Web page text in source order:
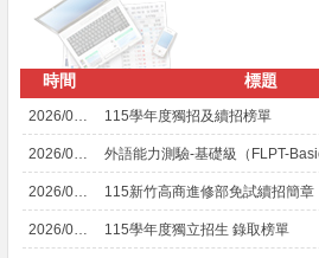
時間 標題
2026/08/06 115學年度獨招及續招榜單
2026/08/03
2026/07/30 115新竹高商進修部免試續招簡章
2026/07/21 115學年度獨立招生 錄取榜單